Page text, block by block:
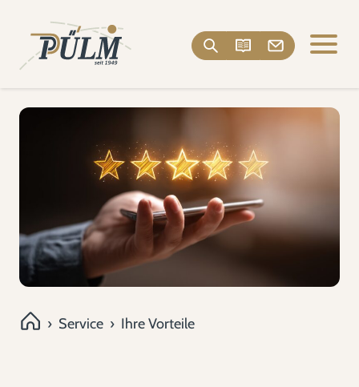
› Service › Ihre Vorteile